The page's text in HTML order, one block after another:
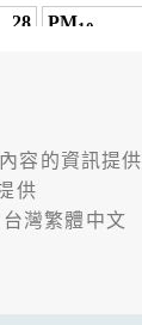
容的資訊提供
供
灣繁體中文